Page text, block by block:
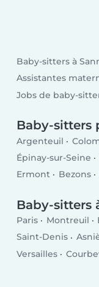
Baby-sitters à
Assistantes
Jobs de baby-
Baby-sitters
Argenteuil
Épinay-sur-Seine
Ermont
Bezons
Baby-sitters
Paris Montreuil
Saint-Denis
Versailles